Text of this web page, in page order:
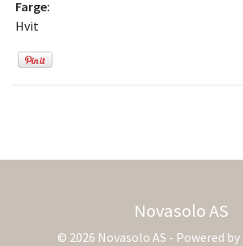
Farge:
Hvit
Novasolo AS
© 2026 Novasolo AS - Powered by